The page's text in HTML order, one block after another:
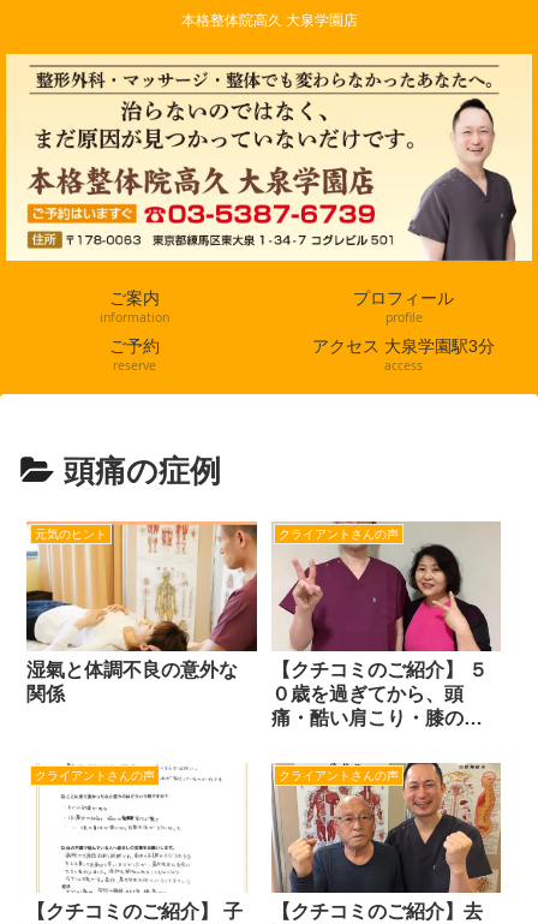
本格整体院高久 大泉学園店
ご案内
information
プロフィール
profile
ご予約
reserve
アクセス 大泉学園駅3分
access
頭痛の症例
元気のヒント
湿氣と体調不良の意外な
関係
クライアントさんの声
【クチコミのご紹介】 ５
０歳を過ぎてから、頭
痛・酷い肩こり・膝の痛
い眠りしかできなったく
なった。（５３歳・女
性）
クライアントさんの声
【クチコミのご紹介】 子
クライアントさんの声
【クチコミのご紹介】去